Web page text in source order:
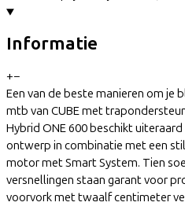
Informatie
+−
Een van de beste manieren om je
mtb van CUBE met
Hybrid ONE 600 beschikt
ontwerp in combinatie met een
motor met Smart System. Tien
versnellingen staan garant voor
voorvork met twaalf centimeter